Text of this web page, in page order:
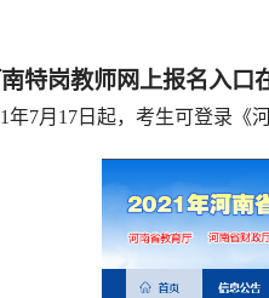
特岗教师网上报名入口
年7月17日起，考生可登录《